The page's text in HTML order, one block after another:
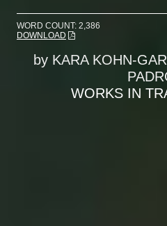
WORD COUNT: 2,386
DOWNLOAD
by KARA KOHN-
WORKS IN